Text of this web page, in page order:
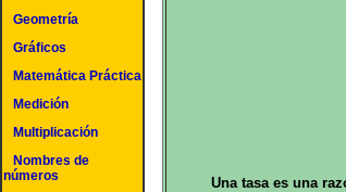
Geometría
Gráficos
Matemática Práctica
Medición
Multiplicación
Nombres de
números
Una tasa es una